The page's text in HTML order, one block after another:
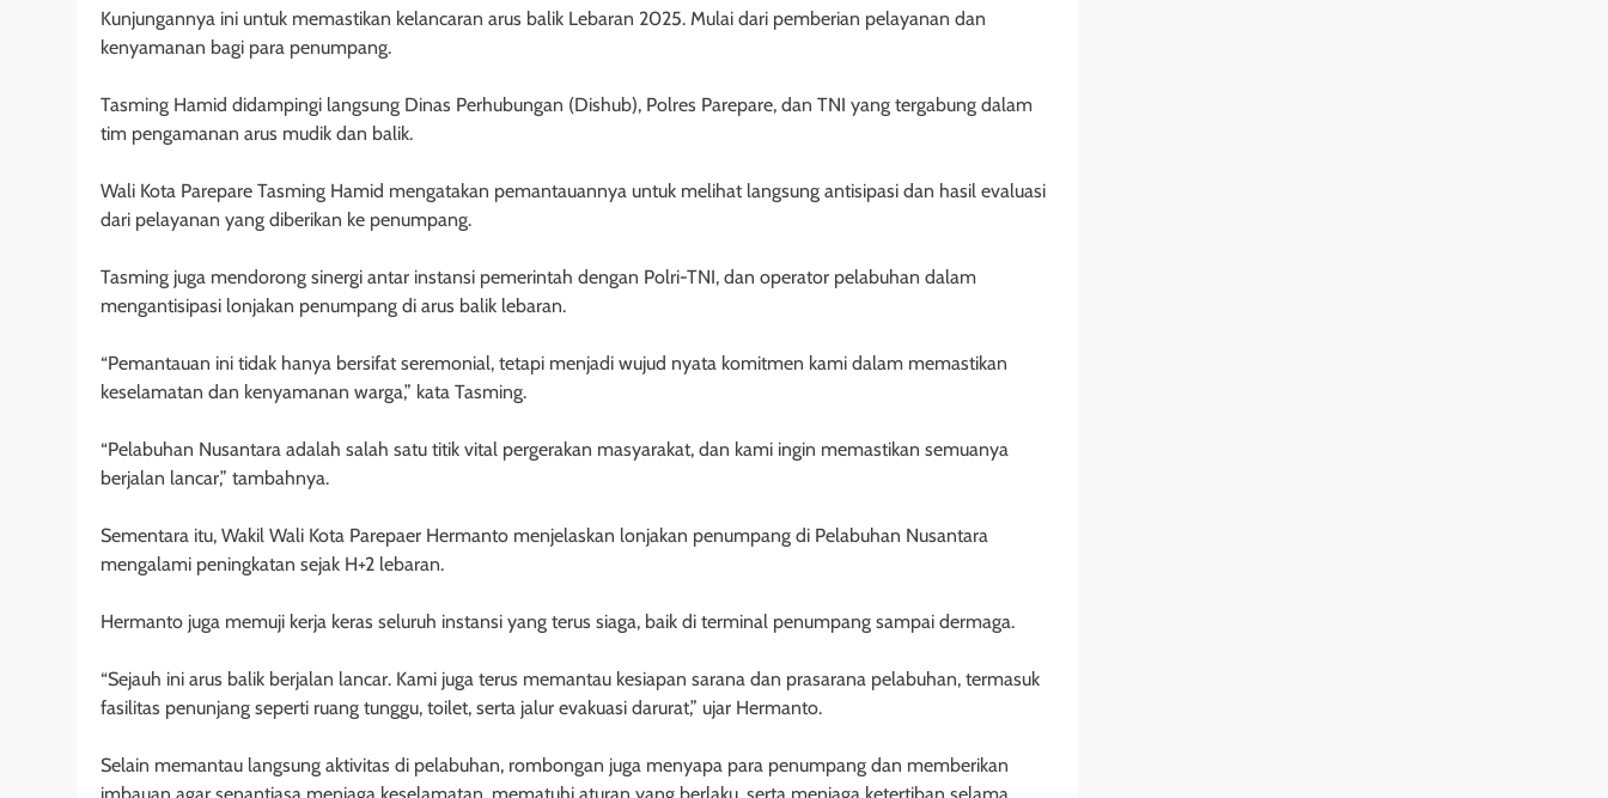
Kunjungannya ini untuk memastikan kelancaran arus balik Lebaran 2025. Mulai dari pemberian pelayanan dan
kenyamanan bagi para penumpang.
Tasming Hamid didampingi langsung Dinas Perhubungan (Dishub), Polres Parepare, dan TNI yang tergabung dalam
tim pengamanan arus mudik dan balik.
Wali Kota Parepare Tasming Hamid mengatakan pemantauannya untuk melihat langsung antisipasi dan hasil evaluasi
dari pelayanan yang diberikan ke penumpang.
Tasming juga mendorong sinergi antar instansi pemerintah dengan Polri-TNI, dan operator pelabuhan dalam
mengantisipasi lonjakan penumpang di arus balik lebaran.
“Pemantauan ini tidak hanya bersifat seremonial, tetapi menjadi wujud nyata komitmen kami dalam memastikan
keselamatan dan kenyamanan warga,” kata Tasming.
“Pelabuhan Nusantara adalah salah satu titik vital pergerakan masyarakat, dan kami ingin memastikan semuanya
berjalan lancar,” tambahnya.
Sementara itu, Wakil Wali Kota Parepaer Hermanto menjelaskan lonjakan penumpang di Pelabuhan Nusantara
mengalami peningkatan sejak H+2 lebaran.
Hermanto juga memuji kerja keras seluruh instansi yang terus siaga, baik di terminal penumpang sampai dermaga.
“Sejauh ini arus balik berjalan lancar. Kami juga terus memantau kesiapan sarana dan prasarana pelabuhan, termasuk
fasilitas penunjang seperti ruang tunggu, toilet, serta jalur evakuasi darurat,” ujar Hermanto.
Selain memantau langsung aktivitas di pelabuhan, rombongan juga menyapa para penumpang dan memberikan